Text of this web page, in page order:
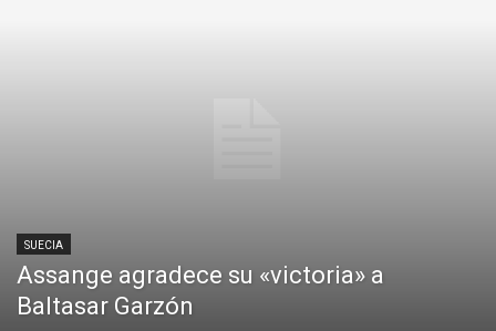
SUECIA
Assange agradece su «victoria» a
Baltasar Garzón